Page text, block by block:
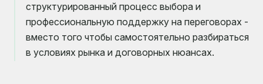
структурированный процесс выбора и
профессиональную поддержку на переговорах -
вместо того чтобы самостоятельно разбираться
в условиях рынка и договорных нюансах.